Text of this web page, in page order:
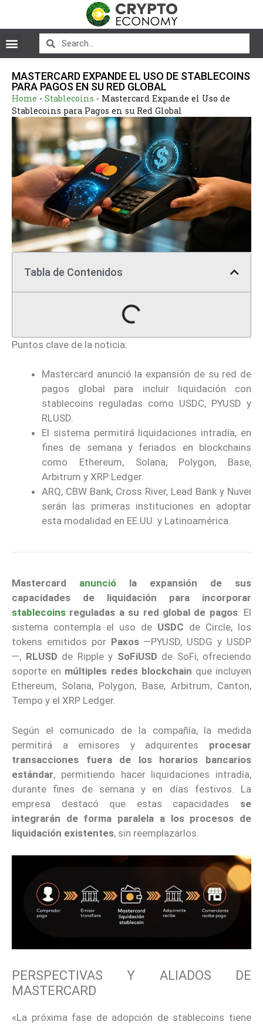
MASTERCARD EXPANDE EL USO DE STABLECOINS
PARA PAGOS EN SU RED GLOBAL
Home - Stablecoins - Mastercard Expande el Uso de
Stablecoins para Pagos en su Red Global
Tabla de Contenidos
Puntos clave de la noticia:
Mastercard anunció la expansión de su red de
pagos global para incluir liquidación con
stablecoins reguladas como USDC, PYUSD y
RLUSD.
El sistema permitirá liquidaciones intradía, en
fines de semana y feriados en blockchains
como Ethereum, Solana, Polygon, Base,
Arbitrum y XRP Ledger.
ARQ, CBW Bank, Cross River, Lead Bank y Nuvei
serán las primeras instituciones en adoptar
esta modalidad en EE.UU. y Latinoamérica.
Mastercard anunció la expansión de sus
capacidades de liquidación para incorporar
stablecoins reguladas a su red global de pagos. El
sistema contempla el uso de USDC de Circle, los
tokens emitidos por Paxos —PYUSD, USDG y USDP
—, RLUSD de Ripple y SoFiUSD de SoFi, ofreciendo
soporte en múltiples redes blockchain que incluyen
Ethereum, Solana, Polygon, Base, Arbitrum, Canton,
Tempo y el XRP Ledger.
Según el comunicado de la compañía, la medida
permitirá a emisores y adquirentes procesar
transacciones fuera de los horarios bancarios
estándar, permitiendo hacer liquidaciones intradía,
durante fines de semana y en días festivos. La
empresa destacó que estas capacidades se
integrarán de forma paralela a los procesos de
liquidación existentes, sin reemplazarlos.
PERSPECTIVAS Y ALIADOS DE
MASTERCARD
«La próxima fase de adopción de stablecoins tiene